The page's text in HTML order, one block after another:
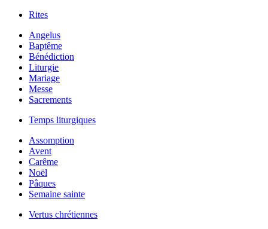
Rites
Angelus
Baptême
Bénédiction
Liturgie
Mariage
Messe
Sacrements
Temps liturgiques
Assomption
Avent
Carême
Noël
Pâques
Semaine sainte
Vertus chrétiennes